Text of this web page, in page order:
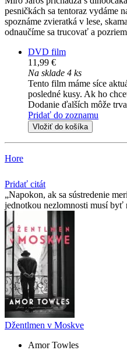
pesničkách sa tentoraz vydáme
spoznáme zvieratká v lese,
odnaučíme sa trucovať a
DVD film
11,99 €
Na sklade 4 ks
Tento film máme síce
posledné kusy. Ak ho
Dodanie ďalších môže
Pridať do zoznamu
Vložiť do košíka
Hore
Pridať citát
Napokon, ak sa sústredenie
jednotkou nezlomnosti musí byť
Džentlmen v Moskve
Amor Towles